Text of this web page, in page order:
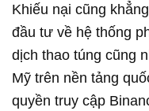
Khiếu nại cũng
đầu tư về hệ thống
dịch thao túng cũng
Mỹ trên nền tảng
quyền truy cập